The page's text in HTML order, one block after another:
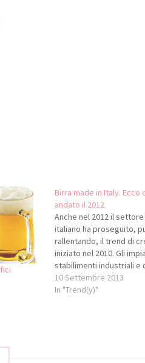
Birra made in Italy. Ecco
andato il 2012
Anche nel 2012 il
italiano ha proseguito,
rallentando, il trend di
iniziato nel 2010. Gli
stabilimenti industriali e
microbirrifici) ubicati sul
nazionale hanno prodotto
10 Settembre 2013
In "Trend(y)"